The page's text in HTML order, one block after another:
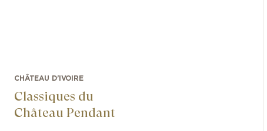
CHÂTEAU D'IVOIRE
Classiques du
Château Pendant